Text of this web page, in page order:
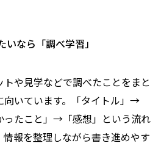
なら「調べ学習」
や見学などで調べたことをまと
向いています。「タイトル」→
ったこと」→「感想」という流れ
報を整理しながら書き進めやす